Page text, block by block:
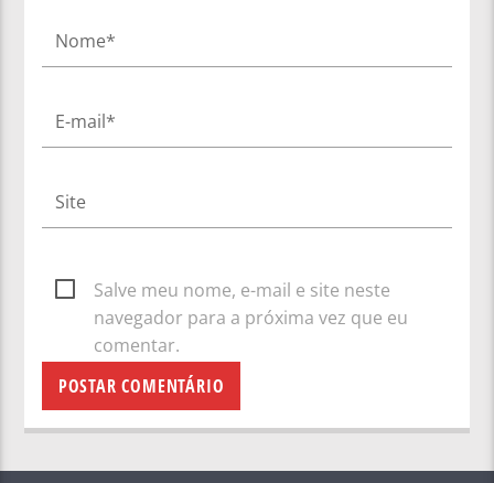
Salve meu nome, e-mail e site neste
navegador para a próxima vez que eu
comentar.